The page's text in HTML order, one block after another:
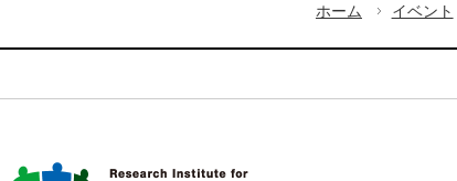
ホーム
イベント